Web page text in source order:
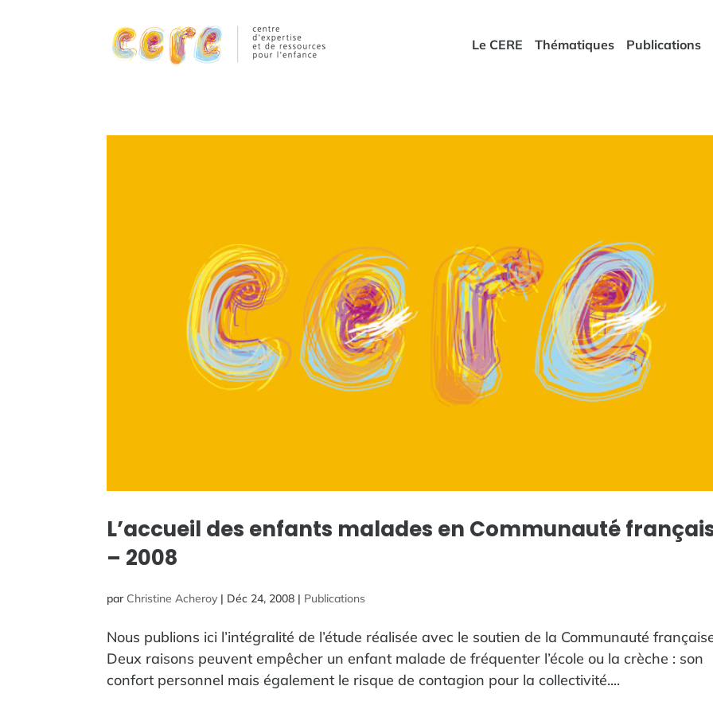
Le CERE Thématiques Publications
L’accueil des enfants malades en Communauté
– 2008
par Christine Acheroy | Déc 24, 2008 | Publications
Nous publions ici l’intégralité de l’étude réalisée avec le soutien de la Communauté
Deux raisons peuvent empêcher un enfant malade de fréquenter l’école ou la crèche : son
confort personnel mais également le risque de contagion pour la collectivité....